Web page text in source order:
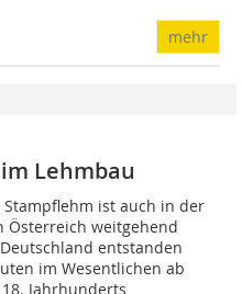
mehr
Lehmbau
Stampflehm ist auch in der
Österreich weitgehend
entstanden
im Wesentlichen ab
Jahrhunderts 